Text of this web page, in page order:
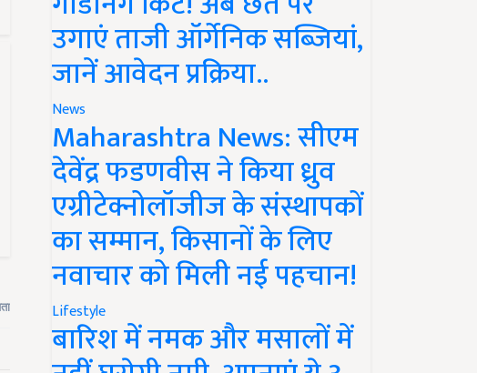
उगाएं ताजी ऑर्गेनिक सब्जियां,
जानें आवेदन प्रक्रिया..
News
Maharashtra News: सीएम
देवेंद्र फडणवीस ने किया ध्रुव
एग्रीटेक्नोलॉजीज के संस्थापकों
का सम्मान, किसानों के लिए
नवाचार को मिली नई पहचान!
Lifestyle
बारिश में नमक और मसालों में